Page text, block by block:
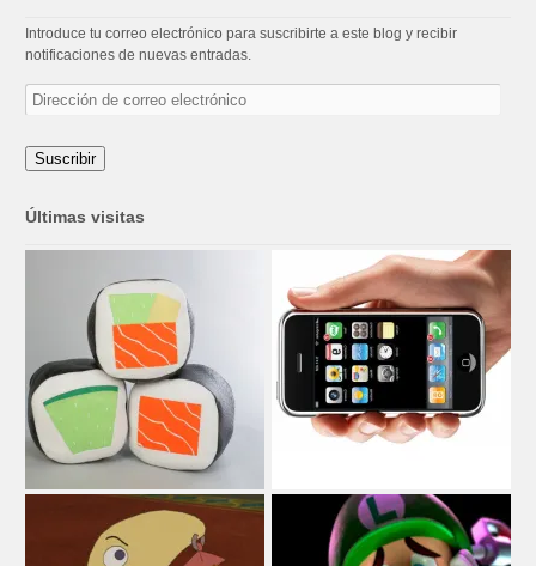
Introduce tu correo electrónico para suscribirte a este blog y recibir
notificaciones de nuevas entradas.
Dirección
de
electrónico
Suscribir
Últimas visitas